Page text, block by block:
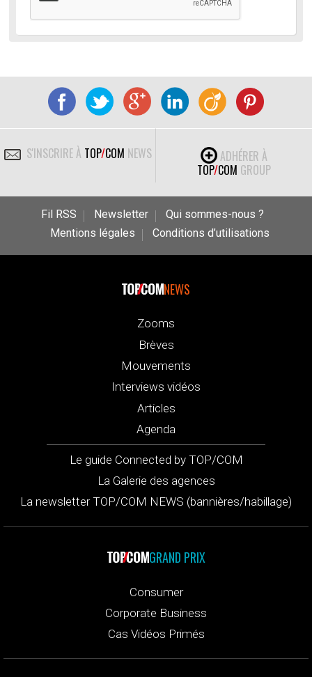
S'INSCRIRE À TOP/COM NEWS
ADHÉRER À
TOP/COM GROUP
Fil RSS Newsletter
Qui sommes-nous ?
Mentions légales
Conditions d’utilisations
NEWS
Zooms
Brèves
Mouvements
Interviews vidéos
Articles
Agenda
Le guide Connected by TOP/COM
La Galerie des agences
La newsletter TOP/COM NEWS (bannières/habillage)
GRAND PRIX
Consumer
Corporate Business
Cas Vidéos Primés